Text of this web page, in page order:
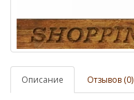
Описание Отзывов (0)